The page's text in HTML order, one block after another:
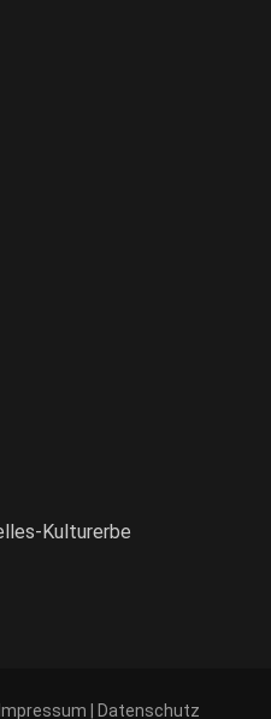
Impressum Datenschutz